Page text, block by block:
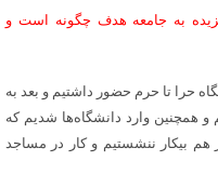
به جامعه هدف چگونه است و
حرا تا حرم حضور داشتیم و بعد به
وارد دانشگاه‌ها شدیم که
هم بیکار ننشستیم و کار در مساجد